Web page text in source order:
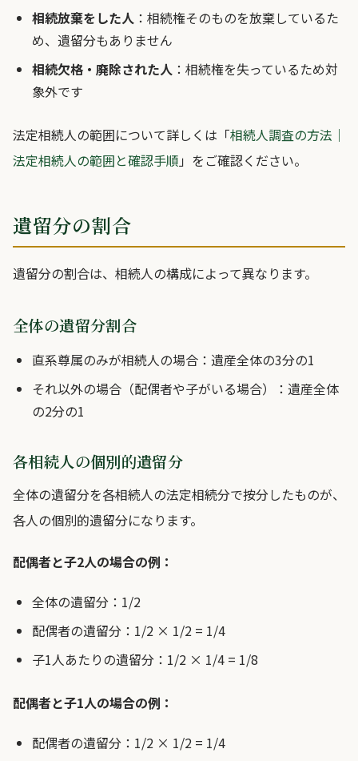
相続放棄をした人 ：相続権そのものを放棄しているた
め、遺留分もありません
相続欠格・廃除された人 ：相続権を失っているため対
象外です
法定相続人の範囲について詳しくは「相続人調査の方法｜
法定相続人の範囲と確認手順」をご確認ください。
遺留分の割合
遺留分の割合は、相続人の構成によって異なります。
全体の遺留分割合
直系尊属のみが相続人の場合：遺産全体の3分の1
それ以外の場合（配偶者や子がいる場合）：遺産全体
の2分の1
各相続人の個別的遺留分
全体の遺留分を各相続人の法定相続分で按分したものが、
各人の個別的遺留分になります。
配偶者と子2人の場合の例：
全体の遺留分：1/2
配偶者の遺留分：1/2 × 1/2 = 1/4
子1人あたりの遺留分：1/2 × 1/4 = 1/8
配偶者と子1人の場合の例：
配偶者の遺留分：1/2 × 1/2 = 1/4